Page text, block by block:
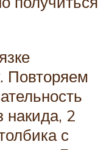
Повторяем
накида, 2
с